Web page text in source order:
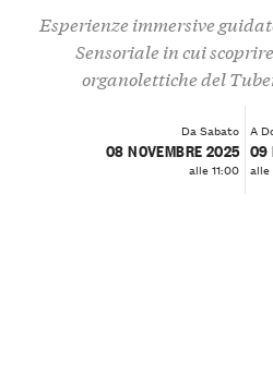
Esperienze immersive
Sensoriale in cui
organolettiche del
Da Sabato
08 NOVEMBRE 2025
alle 11:00
A
09
alle